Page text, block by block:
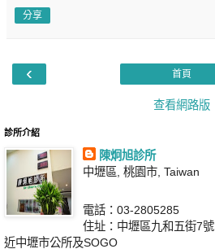
分享
‹ 首頁
查看網路版
診所介紹
陳炯旭診所
中壢區, 桃園市, Taiwan
電話：03-2805285
住址：中壢區九和五街7號
近中壢市公所及SOGO